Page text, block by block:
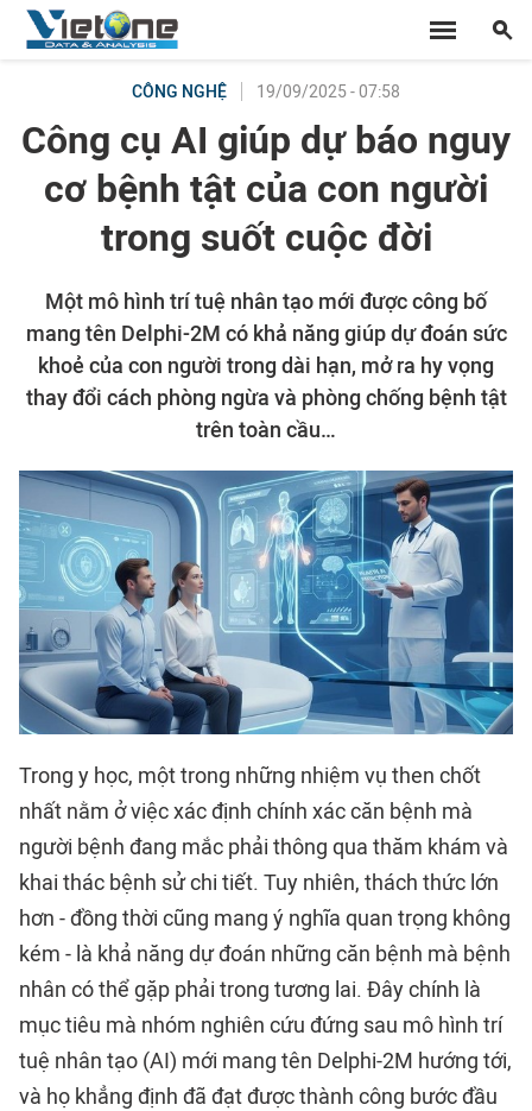
CÔNG NGHỆ 19/09/2025 - 07:58
Công cụ AI giúp dự báo nguy
cơ bệnh tật của con người
trong suốt cuộc đời
Một mô hình trí tuệ nhân tạo mới được công bố
mang tên Delphi-2M có khả năng giúp dự đoán sức
khoẻ của con người trong dài hạn, mở ra hy vọng
thay đổi cách phòng ngừa và phòng chống bệnh tật
trên toàn cầu…
Trong y học, một trong những nhiệm vụ then chốt
nhất nằm ở việc xác định chính xác căn bệnh mà
người bệnh đang mắc phải thông qua thăm khám và
khai thác bệnh sử chi tiết. Tuy nhiên, thách thức lớn
hơn - đồng thời cũng mang ý nghĩa quan trọng không
kém - là khả năng dự đoán những căn bệnh mà bệnh
nhân có thể gặp phải trong tương lai. Đây chính là
mục tiêu mà nhóm nghiên cứu đứng sau mô hình trí
tuệ nhân tạo (AI) mới mang tên Delphi-2M hướng tới,
và họ khẳng định đã đạt được thành công bước đầu